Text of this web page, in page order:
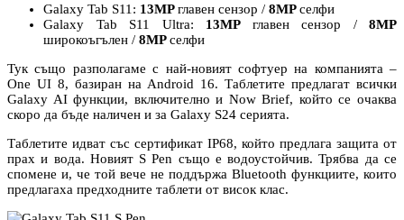
Galaxy Tab S11: 13MPглавен сензор / 8MPселфи
Galaxy Tab S11 Ultra: 13MP главен сензор / 8MP
широкоъгълен / 8MPселфи
Тук също разполагаме с най-новият софтуер на компанията –
One UI 8, базиран на Android 16. Таблетите предлагат всички
Galaxy AI функции, включително и Now Brief, който се очаква
скоро да бъде наличен и за Galaxy S24 серията.
Таблетите идват със сертификат IP68, който предлага защита от
прах и вода. Новият S Pen също е водоустойчив. Трябва да се
спомене и, че той вече не поддържа Bluetooth функциите, които
предлагаха предходните таблети от висок клас.